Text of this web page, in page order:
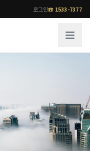
로그인☎ 1533-7377
기업 인사이트
사례분석/최신동향
법률지식인